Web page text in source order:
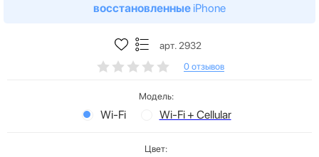
восстановленные iPhone
арт. 2932
0 отзывов
Модель:
Wi-Fi Wi-Fi + Cellular
Цвет: